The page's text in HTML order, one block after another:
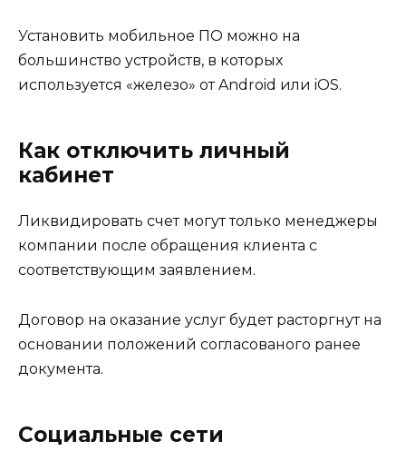
Установить мобильное ПО можно на
большинство устройств, в которых
используется «железо» от Android или iOS.
Как отключить личный
кабинет
Ликвидировать счет могут только менеджеры
компании после обращения клиента с
соответствующим заявлением.
Договор на оказание услуг будет расторгнут на
основании положений согласованого ранее
документа.
Социальные сети